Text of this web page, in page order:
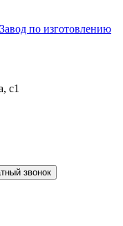
Завод по изготовлению
с1
звонок